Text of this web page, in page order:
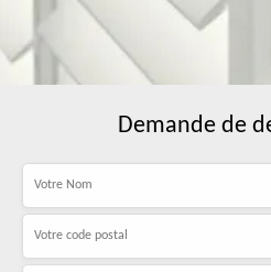
Demande de